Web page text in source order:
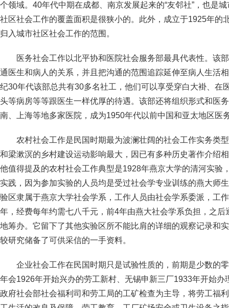
个领域。40年代中期在成都、南京发展起来的“友邻社”，也是
社区社会工作的覆盖面积是很狭小的。此外，成立于1925年的
归入城市社区社会工作的范围。
医务社会工作以北平协和医院社会服务部最具代表性。该
通医生和病人的关系，并且把沟通的范围追踪延伸至病人生活
纪30年代该部总共有30多名社工，他们可以享受穿白大褂、在
头等病房等等跟医生一样优厚的待遇。该部还将组织形式和医
南、上海等地多家医院，成为1950年代以前中国和亚太地区医
农村社会工作是民国时期最为波澜壮阔的社会工作实务类
和梁漱溟的乡村建设运动影响最大，因已有多种历史著作介绍
他值得提及的农村社会工作典型是1928年燕京大学的清河实验
实践，因为参加实验的人员均是受过社会学专业训练的燕大师
验区隶属于燕京大学社会学系，工作人员由社会学系委派，工
年，经费每年约需七八千元，前4年由燕大社会学系负担，之
地筹办。它留下了其他实验区所不能比肩的详细的观察记录和
较研究储备了可供采信的一手资料。
企业社会工作在民国时期只是试验性质的，前期是少数的
年会1926年开始兴办的劳工新村、无锡申新三厂1933年开始
政府社会部社会福利司和劳工局的工矿检查为主导，将劳工福